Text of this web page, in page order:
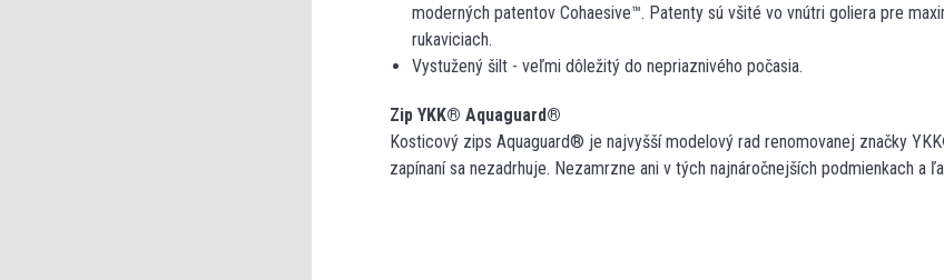
moderných patentov Cohaesive™. Patenty sú všité vo vnútri goliera pre
rukaviciach.
Vystužený šilt - veľmi dôležitý do nepriaznivého počasia.
Zip YKK® Aquaguard®
Kosticový zips Aquaguard® je najvyšší modelový rad renomovanej značky
zapínaní sa nezadrhuje. Nezamrzne ani v tých najnáročnejších podmienkach a